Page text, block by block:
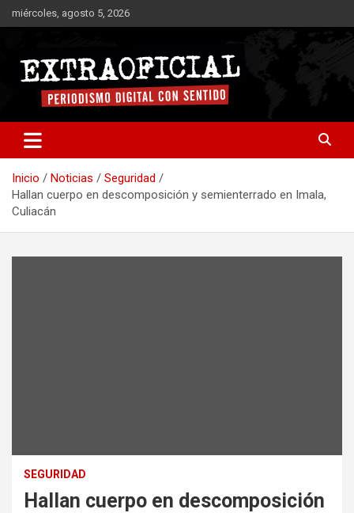
Saltar
al
miércoles, agosto 5, 2026
Extraoficial
Inicio Noticias
Seguridad
Hallan cuerpo en descomposición y semienterrado en Imala,
Culiacán
SEGURIDAD
Hallan cuerpo en descomposición